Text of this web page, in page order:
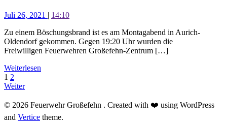
Juli 26, 2021 | 14:10
Zu einem Böschungsbrand ist es am Montagabend in Aurich-
Oldendorf gekommen. Gegen 19:20 Uhr wurden die
Freiwilligen Feuerwehren Großefehn-Zentrum […]
Weiterlesen
1 2
Weiter
© 2026 Feuerwehr Großefehn . Created with ❤️ using WordPress
and Vertice theme.